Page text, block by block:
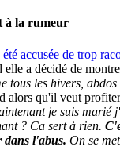
à la rumeur
accusée de trop
elle a décidé de
tous les hivers,
alors qu'il veut
je suis marié
? Ca sert à rien.
dans l'abus. On se